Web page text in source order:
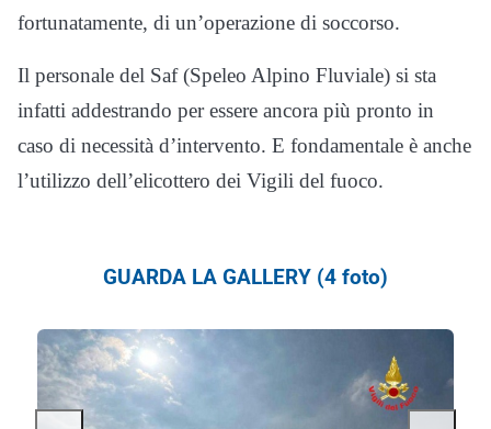
fortunatamente, di un’operazione di soccorso.
Il personale del Saf (Speleo Alpino Fluviale) si sta
infatti addestrando per essere ancora più pronto in
caso di necessità d’intervento. E fondamentale è anche
l’utilizzo dell’elicottero dei Vigili del fuoco.
GUARDA LA GALLERY (4 foto)